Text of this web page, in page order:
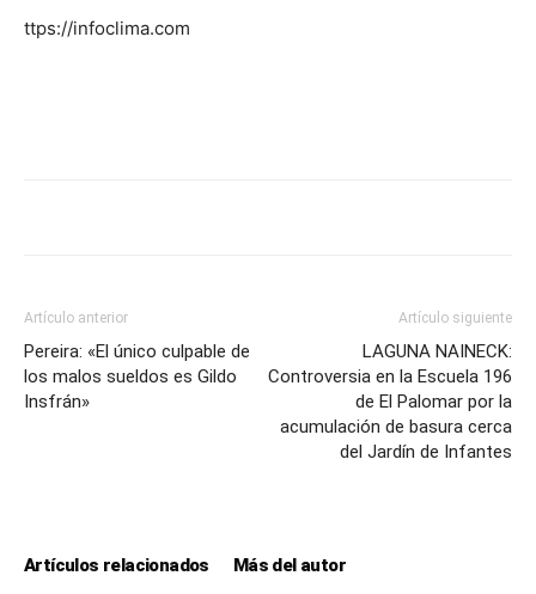
ttps://infoclima.com
Artículo anterior
Pereira: «El único culpable de
los malos sueldos es Gildo
Insfrán»
Artículo siguiente
LAGUNA NAINECK:
Controversia en la Escuela 196
de El Palomar por la
acumulación de basura cerca
del Jardín de Infantes
Artículos relacionados Más del autor